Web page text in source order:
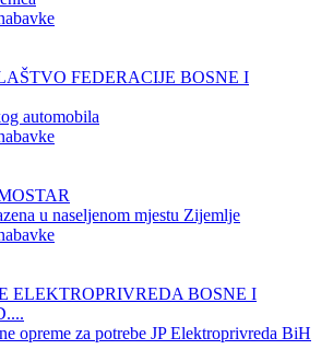
FEDERACIJE BOSNE I
automobila
u naseljenom mjestu Zijemlje
ELEKTROPRIVREDA BOSNE I
opreme za potrebe JP Elektroprivreda BiH